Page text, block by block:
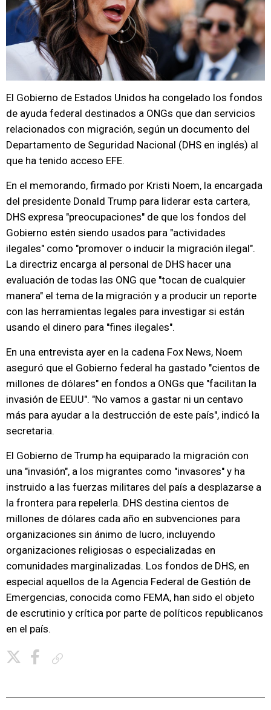
El Gobierno de Estados Unidos ha congelado los fondos
de ayuda federal destinados a ONGs que dan servicios
relacionados con migración, según un documento del
Departamento de Seguridad Nacional (DHS en inglés) al
que ha tenido acceso EFE.
En el memorando, firmado por Kristi Noem, la encargada
del presidente Donald Trump para liderar esta cartera,
DHS expresa "preocupaciones" de que los fondos del
Gobierno estén siendo usados para "actividades
ilegales" como "promover o inducir la migración ilegal".
La directriz encarga al personal de DHS hacer una
evaluación de todas las ONG que "tocan de cualquier
manera" el tema de la migración y a producir un reporte
con las herramientas legales para investigar si están
usando el dinero para "fines ilegales".
En una entrevista ayer en la cadena Fox News, Noem
aseguró que el Gobierno federal ha gastado "cientos de
millones de dólares" en fondos a ONGs que "facilitan la
invasión de EEUU". "No vamos a gastar ni un centavo
más para ayudar a la destrucción de este país", indicó la
secretaria.
El Gobierno de Trump ha equiparado la migración con
una "invasión", a los migrantes como "invasores" y ha
instruido a las fuerzas militares del país a desplazarse a
la frontera para repelerla. DHS destina cientos de
millones de dólares cada año en subvenciones para
organizaciones sin ánimo de lucro, incluyendo
organizaciones religiosas o especializadas en
comunidades marginalizadas. Los fondos de DHS, en
especial aquellos de la Agencia Federal de Gestión de
Emergencias, conocida como FEMA, han sido el objeto
de escrutinio y crítica por parte de políticos republicanos
en el país.